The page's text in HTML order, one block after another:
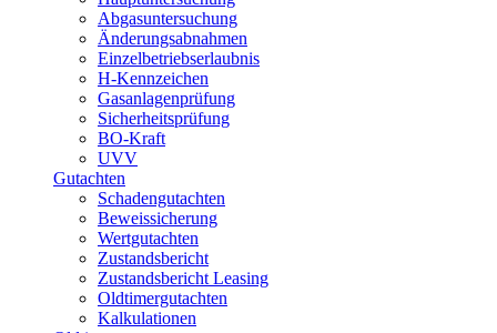
Abgasuntersuchung
Änderungsabnahmen
Einzelbetriebserlaubnis
H-Kennzeichen
Gasanlagenprüfung
Sicherheitsprüfung
BO-Kraft
UVV
Gutachten
Schadengutachten
Beweissicherung
Wertgutachten
Zustandsbericht
Zustandsbericht Leasing
Oldtimergutachten
Kalkulationen